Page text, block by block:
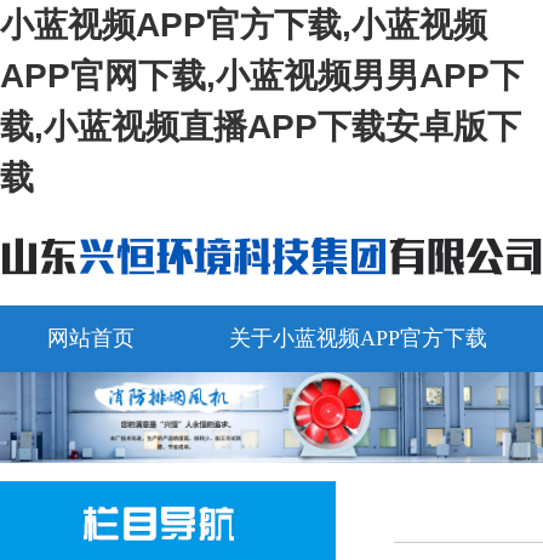
小蓝视频APP官方下载,小蓝视频
APP官网下载,小蓝视频男男APP下
载,小蓝视频直播APP下载安卓版下
载
网站首页 关于小蓝视频APP官方下载
视频中心 在线留言 联系小蓝视